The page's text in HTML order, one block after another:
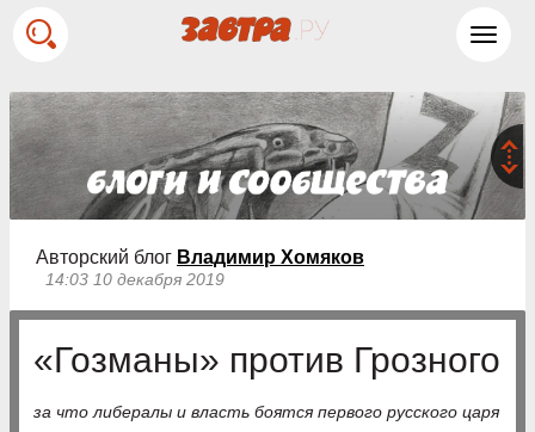
Авторский блог Владимир Хомяков
14:03 10 декабря 2019
«Гозманы» против Грозного
за что либералы и власть боятся первого русского царя